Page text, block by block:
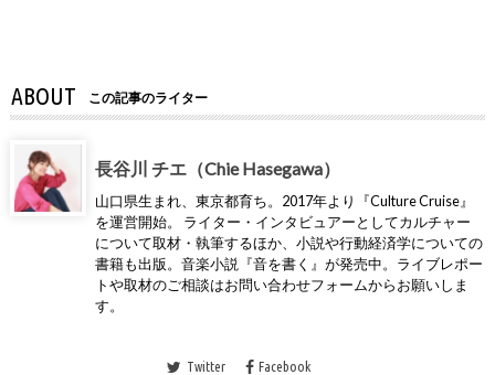
ABOUT この記事のライター
長谷川 チエ（Chie Hasegawa）
山口県生まれ、東京都育ち。2017年より『Culture Cruise』
を運営開始。 ライター・インタビュアーとしてカルチャー
について取材・執筆するほか、小説や行動経済学についての
書籍も出版。音楽小説『音を書く』が発売中。ライブレポー
トや取材のご相談はお問い合わせフォームからお願いしま
す。
Twitter Facebook